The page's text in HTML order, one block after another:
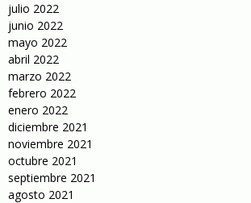
julio 2022
junio 2022
mayo 2022
abril 2022
marzo 2022
febrero 2022
enero 2022
diciembre 2021
noviembre 2021
octubre 2021
septiembre 2021
agosto 2021